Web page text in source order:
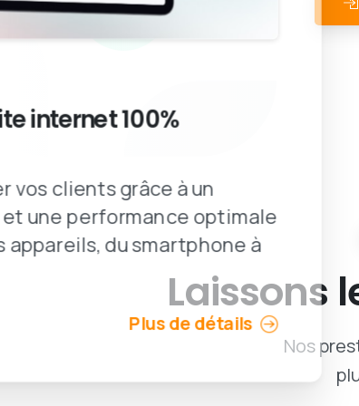
internet 100%
vos clients grâce à un
une performance optimale
appareils, du smartphone à
Plus de détails
Laissons
Nos